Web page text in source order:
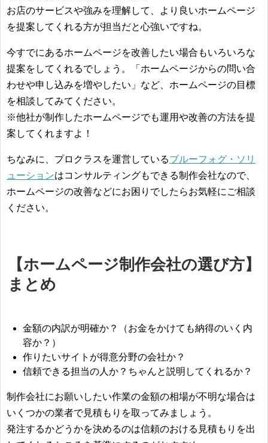
お店のサービスや強みを理解して、より良いホームページ
を提案してくれる方が担当だと心強いですね。
今すでにあるホームページを改善したい場合もいろいろな
提案をしてくれるでしょう。「ホームページからの問い合
わせや申し込みを増やしたい」など、ホームページの目標
を相談してみてください。
※他社が制作したホームページでも運用や改善の方法を提
案してくれますよ！
ちなみに、プロクラスを運営しているブルーフォグ・ソリ
ューションはコンサルティングもできる制作会社なので、
ホームページの改善などにお困りでしたらお気軽にご相談
ください。
【ホームページ制作会社の選び方】
まとめ
金額の内訳が明確か？（お金をかけても納得のいく内
容か？）
作りたいサイトが得意分野の会社か？
信頼できる担当の人か？ちゃんと説明してくれるか？
制作会社にお願いしたい作業の金額の相場が不明な場合は
いくつかの業者で見積もりを取ってみましょう。
発注するかどうかを決めるのは信頼のおける見積もりを出